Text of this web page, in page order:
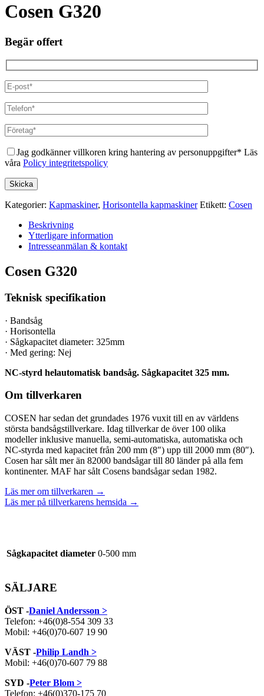
Cosen G320
Begär offert
Jag godkänner villkoren kring hantering av personuppgifter* Läs
våra Policy integritetspolicy
Kategorier: Kapmaskiner, Horisontella kapmaskiner Etikett: Cosen
Beskrivning
Ytterligare information
Intresseanmälan & kontakt
Cosen G320
Teknisk specifikation
· Bandsåg
· Horisontella
· Sågkapacitet diameter: 325mm
· Med gering: Nej
NC-styrd helautomatisk bandsåg. Sågkapacitet 325 mm.
Om tillverkaren
COSEN har sedan det grundades 1976 vuxit till en av världens
största bandsågstillverkare. Idag tillverkar de över 100 olika
modeller inklusive manuella, semi-automatiska, automatiska och
NC-styrda med kapacitet från 200 mm (8″) upp till 2000 mm (80″).
Cosen har sålt mer än 82000 bandsågar till 80 länder på alla fem
kontinenter. MAF har sålt Cosens bandsågar sedan 1982.
Läs mer om tillverkaren →
Läs mer på tillverkarens hemsida →
Sågkapacitet diameter 0-500 mm
SÄLJARE
ÖST -Daniel Andersson >
Telefon: +46(0)8-554 309 33
Mobil: +46(0)70-607 19 90
VÄST -Philip Landh >
Mobil: +46(0)70-607 79 88
SYD -Peter Blom >
Telefon: +46(0)370-175 70